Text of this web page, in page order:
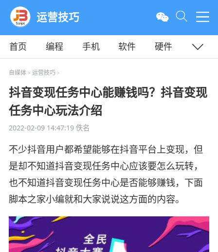
运营技巧
首页 编程 手机 软件
硬件
教程
平面
自媒体> 运营技巧 >
抖音变现任务中心能赚钱吗？抖音变现
任务中心玩法介绍
2022-02-09 14:47:19佚名
不少抖音用户都希望能够在抖音平台上变现，但
是却不知道抖音变现任务中心应该要怎么玩转，
也不知道抖音变现任务中心是否能够赚钱，下面
脚本之家小编就和大家说说这方面的内容。